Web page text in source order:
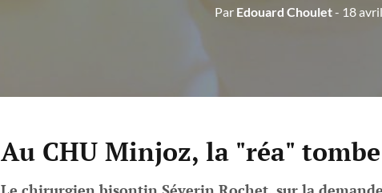
Par Edouard Choulet- 18
Au CHU Minjoz, la "réa"